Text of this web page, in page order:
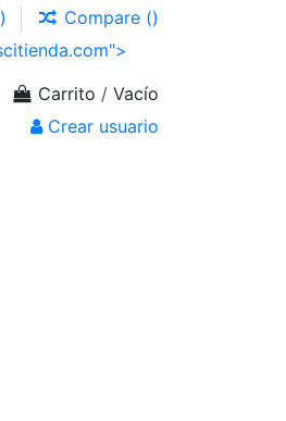
) Compare ()
Carrito / Vacío
Crear usuario